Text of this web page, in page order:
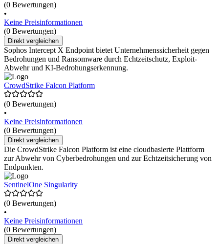
(0 Bewertungen)
•
Keine Preisinformationen
(0 Bewertungen)
Direkt vergleichen
Sophos Intercept X Endpoint bietet Unternehmenssicherheit gegen
Bedrohungen und Ransomware durch Echtzeitschutz, Exploit-
Abwehr und KI-Bedrohungserkennung.
CrowdStrike Falcon Platform
(0 Bewertungen)
•
Keine Preisinformationen
(0 Bewertungen)
Direkt vergleichen
Die CrowdStrike Falcon Platform ist eine cloudbasierte Plattform
zur Abwehr von Cyberbedrohungen und zur Echtzeitsicherung von
Endpunkten.
SentinelOne Singularity
(0 Bewertungen)
•
Keine Preisinformationen
(0 Bewertungen)
Direkt vergleichen